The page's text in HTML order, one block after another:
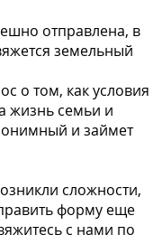
отправлена, в
земельный
о том, как условия
жизнь семьи и
и займет
сложности,
форму еще
с нами по